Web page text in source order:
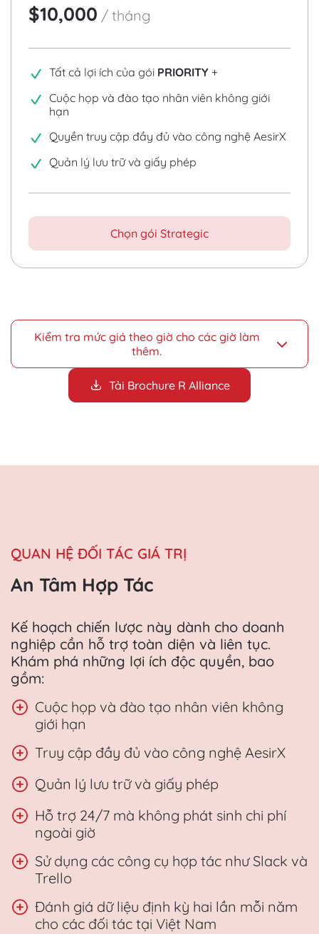
$10,000 / tháng
Tất cả lợi ích của gói PRIORITY +
Cuộc họp và đào tạo nhân viên không giới
hạn
Quyền truy cập đầy đủ vào công nghệ AesirX
Quản lý lưu trữ và giấy phép
Chọn gói Strategic
Kiểm tra mức giá theo giờ cho các giờ làm
thêm.
Tải Brochure R Alliance
QUAN HỆ ĐỐI TÁC GIÁ TRỊ
An Tâm Hợp Tác
Kế hoạch chiến lược này dành cho doanh
nghiệp cần hỗ trợ toàn diện và liên tục.
Khám phá những lợi ích độc quyền, bao
gồm:
Cuộc họp và đào tạo nhân viên không
giới hạn
Truy cập đầy đủ vào công nghệ AesirX
Quản lý lưu trữ và giấy phép
Hỗ trợ 24/7 mà không phát sinh chi phí
ngoài giờ
Sử dụng các công cụ hợp tác như Slack và
Trello
Đánh giá dữ liệu định kỳ hai lần mỗi năm
cho các đối tác tại Việt Nam